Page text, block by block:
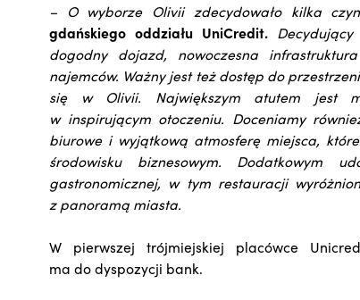
– O wyborze Olivii zdecydowało kilka
gdańskiego oddziału UniCredit.
dogodny dojazd, nowoczesna
najemców. Ważny jest też dostęp do
się w Olivii. Największym atutem jest
w inspirującym otoczeniu. Doceniamy
biurowe i wyjątkową atmosferę miejsca,
środowisku biznesowym. Dodatkowym
gastronomicznej, w tym restauracji
z panoramą miasta.
W pierwszej trójmiejskiej placówce
ma do dyspozycji bank.